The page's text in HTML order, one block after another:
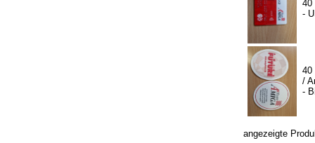
40
-
40
/
-
angezeigte